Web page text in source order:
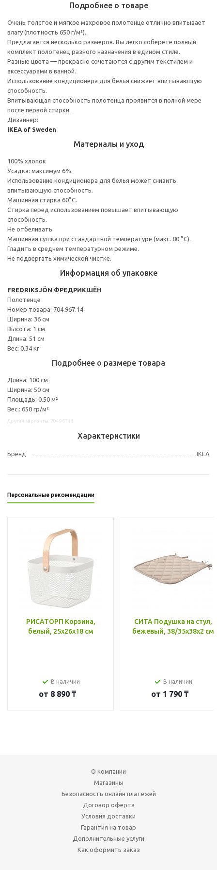
Подробнее о товаре
Очень толстое и мягкое махровое полотенце отлично впитывает
влагу (плотность 650 г/м²).
Предлагается несколько размеров. Вы легко соберете полный
комплект полотенец разного назначения в едином стиле.
Разные цвета — прекрасно сочетаются с другим текстилем и
аксессуарами в ванной.
Использование кондиционера для белья снижает впитывающую
способность.
Впитывающая способность полотенца проявится в полной мере
после первой стирки.
Дизайнер:
IKEA of Sweden
Материалы и уход
100% хлопок
Усадка: максимум 6%.
Использование кондиционера для белья может снизить
впитывающую способность.
Машинная стирка 60°С.
Стирка перед использованием повышает впитывающую
способность.
Не отбеливать.
Машинная сушка при стандартной температуре (макс. 80 °C).
Гладить в среднем температурном режиме.
Не подвергать химической чистке.
Информация об упаковке
FREDRIKSJÖN ФРЕДРИКШЁН
Полотенце
Номер товара: 704.967.14
Ширина: 36 см
Высота: 1 см
Длина: 51 см
Вес: 0.34 кг
Подробнее о размере товара
Длина: 100 см
Ширина: 50 см
Площадь: 0.50 м²
Вес.: 650 гр/м²
Характеристики
Бренд IKEA
Персональные рекомендации
РИСАТОРП Корзина,
белый, 25x26x18 см
В наличии
от 8 890 ₸
СИТА Подушка на стул,
бежевый, 38/35x38x2 см
В наличии
от 1 790 ₸
О компании
Магазины
Безопасность онлайн платежей
Договор оферта
Условия доставки
Гарантия на товар
Дополнительные услуги
Как оформить заказ